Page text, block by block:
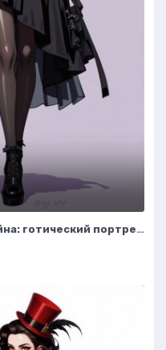
Элегантность и тайна: готический портрет изящной модели в деталях. Изображение из нейронной сети Flux Ai